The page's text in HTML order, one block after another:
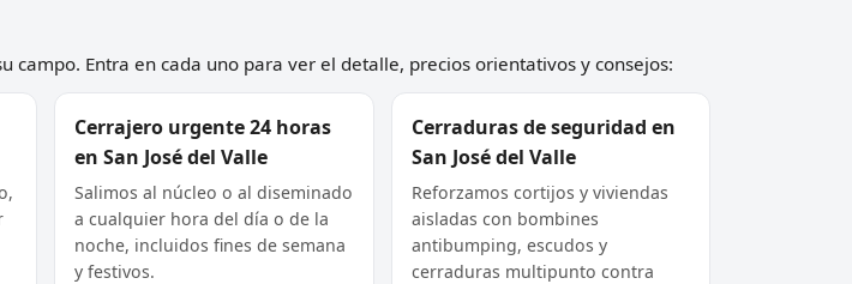
campo. Entra en cada uno para ver el detalle, precios orientativos y consejos:
Cerrajero urgente 24 horas
en San José del Valle
Salimos al núcleo o al diseminado
a cualquier hora del día o de la
noche, incluidos fines de semana
y festivos.
Cerraduras de seguridad en
San José del Valle
Reforzamos cortijos y viviendas
aisladas con bombines
antibumping, escudos y
cerraduras multipunto contra